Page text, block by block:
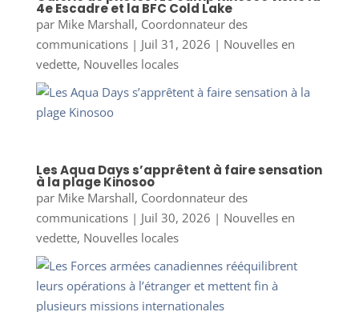
4e Escadre et la BFC Cold Lake
par Mike Marshall, Coordonnateur des
communications| Juil 31, 2026 | Nouvelles en
vedette, Nouvelles locales
Les Aqua Days s’apprêtent à faire sensation
à la plage Kinosoo
par Mike Marshall, Coordonnateur des
communications| Juil 30, 2026 | Nouvelles en
vedette, Nouvelles locales